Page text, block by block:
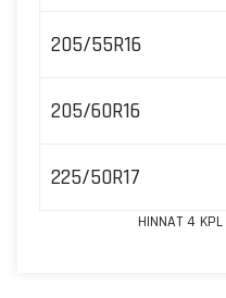
205/55R16
205/60R16
225/50R17
HINNAT 4